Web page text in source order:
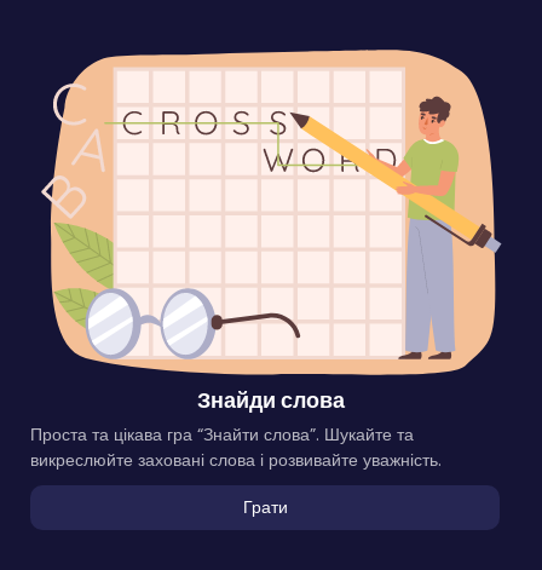
Знайди слова
Проста та цікава гра “Знайти слова”. Шукайте та
викреслюйте заховані слова і розвивайте уважність.
Грати